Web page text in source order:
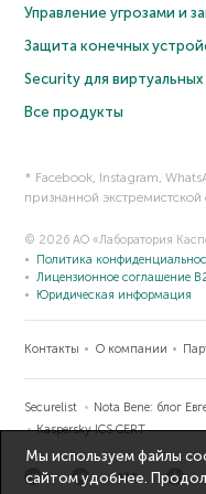
Управление угрозами и
Защита конечных
Security для
Все продукты
* Facebook, Instagram,
признанной
© 2026 АО «Лаборатория
Политика
Лицензионное соглашение
Юридическая информация
Контакты О компании
Securelist Nota Bene: блог
Kaspersky ICS CERT
Мы используем файлы
сайтом удобнее.